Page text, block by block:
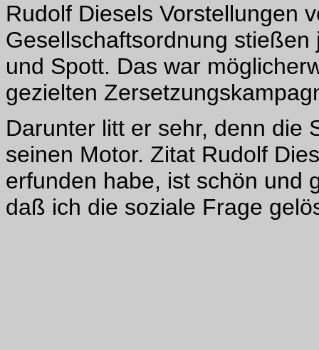
Rudolf Diesels Vorstellungen
Gesellschaftsordnung
und Spott. Das war
gezielten
Darunter litt er sehr, denn die
seinen Motor. Zitat Rudolf
erfunden habe, ist schön und
daß ich die soziale Frage